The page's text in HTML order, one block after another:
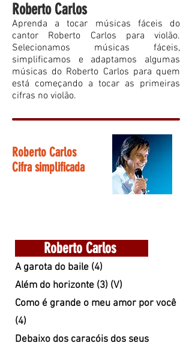
Roberto Carlos
Aprenda a tocar músicas fáceis do
cantor Roberto Carlos para violão.
Selecionamos músicas fáceis,
simplificamos e adaptamos algumas
músicas do Roberto Carlos para quem
está começando a tocar as primeiras
cifras no violão.
Roberto Carlos
Cifra simplificada
Roberto Carlos
A garota do baile (4)
Além do horizonte (3) (V)
Como é grande o meu amor por você
(4)
Debaixo dos caracóis dos seus